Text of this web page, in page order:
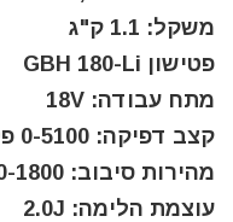
משקל: 1.1 ק"ג
פטישון GBH 180-Li
מתח עבודה: 18V
קצב דפיקה: 0-5100 פל”ד
מהירות סיבוב: 0-1800 סל”ד
עוצמת הלימה: 2.0J